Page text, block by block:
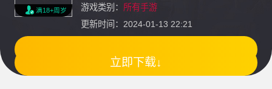
满18+周岁 游戏类别： 所有手游
更新时间：2024-01-13 22:21
立即下载↓